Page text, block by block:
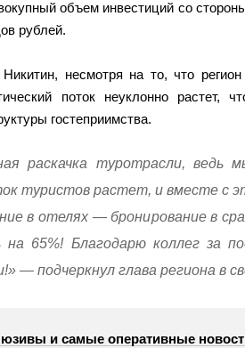
объем инвестиций со
рублей.
несмотря на то, что
поток неуклонно растет,
гостеприимства.
раскачка туротрасли, ведь
туристов растет, и вместе с
в отелях — бронирование в
на 65%! Благодарю коллег за
— подчеркнул глава региона в
и самые оперативные